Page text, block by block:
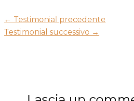
← Testimonial precedente
Testimonial successivo →